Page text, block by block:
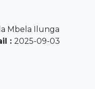
Mbela Ilunga
: 2025-09-03